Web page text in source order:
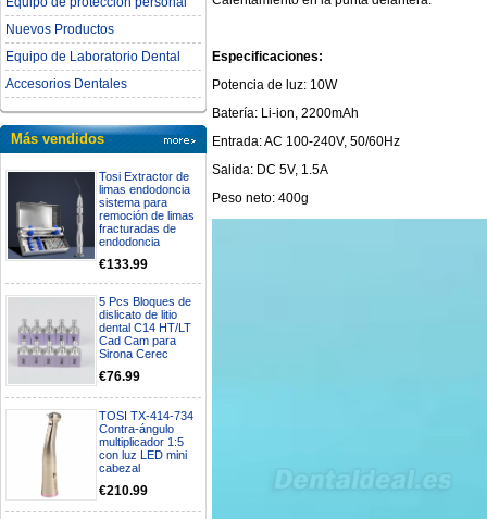
Nuevos Productos
Equipo de Laboratorio Dental
Accesorios Dentales
Más vendidos
Tosi Extractor de
limas endodoncia
sistema para
remoción de limas
fracturadas de
endodoncia
€133.99
5 Pcs Bloques de
dislicato de litio
dental C14 HT/LT
Cad Cam para
Sirona Cerec
€76.99
TOSI TX-414-734
Contra-ángulo
multiplicador 1:5
con luz LED mini
cabezal
€210.99
Especificaciones:
Potencia de luz: 10W
Batería: Li-ion, 2200mAh
Entrada: AC 100-240V, 50/60Hz
Salida: DC 5V, 1.5A
Peso neto: 400g